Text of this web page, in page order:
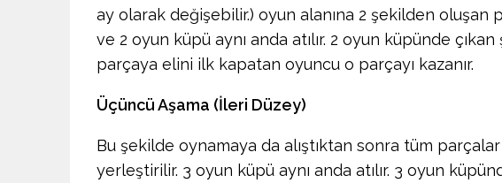
ay olarak değişebilir.) oyun alanına 2 şekilden oluşan
ve 2 oyun küpü aynı anda atılır. 2 oyun küpünde
parçaya elini ilk kapatan oyuncu o parçayı kazanır.
Üçüncü Aşama (İleri Düzey)
Bu şekilde oynamaya da alıştıktan sonra tüm parçalar
yerleştirilir. 3 oyun küpü aynı anda atılır. 3 oyun